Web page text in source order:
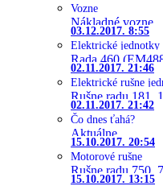
Vozne
Nákladné vozne
03.12.2017. 8:55
Elektrické jednotky
Rada 460
02.11.2017. 21:46
Elektrické rušne
Rušne radu 181,
02.11.2017. 21:42
Čo dnes ťahá?
Aktuálne
15.10.2017. 20:54
Motorové rušne
Rušne radu 750,
15.10.2017. 13:15